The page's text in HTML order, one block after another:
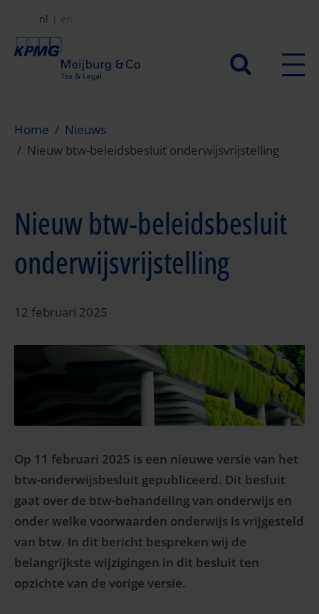
naar
Secundair
nl en
Home
Nieuws
Nieuw btw-beleidsbesluit onderwijsvrijstelling
Nieuw btw-beleidsbesluit
onderwijsvrijstelling
12 februari 2025
Op 11 februari 2025 is een nieuwe versie van het
btw-onderwijsbesluit gepubliceerd. Dit besluit
gaat over de btw-behandeling van onderwijs en
onder welke voorwaarden onderwijs is vrijgesteld
van btw. In dit bericht bespreken wij de
belangrijkste wijzigingen in dit besluit ten
opzichte van de vorige versie.